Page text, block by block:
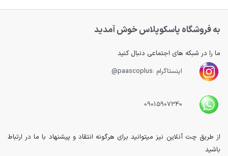
به فروشگاه پاسکوپلاس خوش آمدید
ما را در شبکه های اجتماعی دنبال کنید
اینستاگرام :paascoplus@
09015907340
از طریق چت آنلاین نیز میتوانید برای هرگونه انتقاد و پیشنهاد با ما در ارتباط
باشید